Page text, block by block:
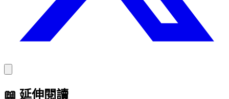
📖 延伸閱讀